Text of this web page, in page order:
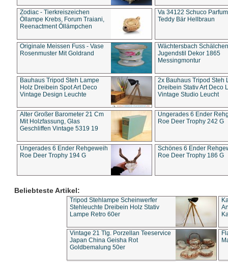
Zodiac - Tierkreiszeichen
Öllampe Krebs, Forum Traiani,
Reenactment Öllämpchen
Va 34122 Schuco
Teddy Bär Hellbraun
Originale Meissen Fuss - Vase
Rosenmuster Mit Goldrand
Wächtersbach Schälchen
Jugendstil Dekor 1865
Messingmontur
Bauhaus Tripod Steh Lampe
Holz Dreibein Spot Art Deco
Vintage Design Leuchte
2x Bauhaus Tripod Steh
Dreibein Stativ Art Deco
Vintage Studio Leucht
Alter Großer Barometer 21 Cm
Mit Holzfassung, Glas
Geschliffen Vintage 5319 19
Ungerades 6 Ender
Roe Deer Trophy 242 G
Ungerades 6 Ender Rehgeweih
Roe Deer Trophy 194 G
Schönes 6 Ender
Roe Deer Trophy 186 G
Beliebteste Artikel:
Tripod Stehlampe Scheinwerfer
Stehleuchte Dreibein Holz Stativ
Lampe Retro 60er
Vintage 21 Tlg. Porzellan Teeservice
Japan China Geisha Rot
Goldbemalung 50er